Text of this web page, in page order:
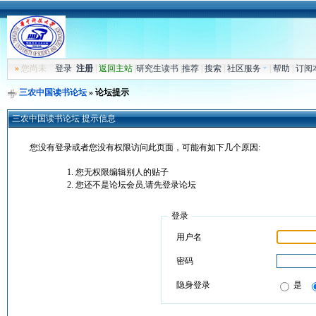
»您尚未 登录 注册| 返回主站| 研究生读书| 推荐| 搜索| 社区服务 帮助 订阅
三农中国读书论坛» 论坛提示
三农中国读书论坛 提示信息
您没有登录或者您没有权限访问此页面，可能有如下几个原因:
您无权限编辑别人的贴子
您还不是论坛会员,请先登录论坛
登录
用户名
密码
隐身登录 是